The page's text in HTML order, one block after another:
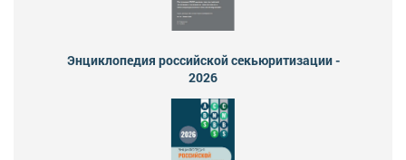
Энциклопедия российской секьюритизации -
2026